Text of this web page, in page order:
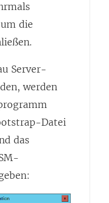
die
Server-
werden
Datei
das